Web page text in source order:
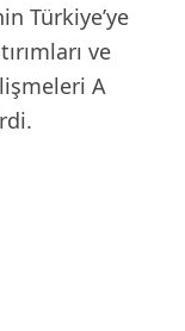
Türkiye’ye
ve
A